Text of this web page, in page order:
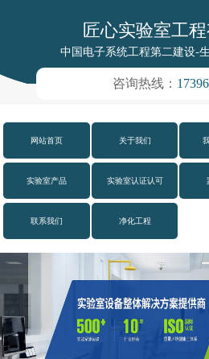
匠心实验室工
中国电子系统工程第二建设-
咨询热线：
网站首页 关于我们
实验室产品 实验室认证认可
联系我们 净化工程